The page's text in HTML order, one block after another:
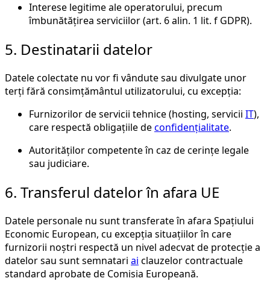
Interese legitime ale operatorului, precum
îmbunătățirea serviciilor (art. 6 alin. 1 lit. f GDPR).
5. Destinatarii datelor
Datele colectate nu vor fi vândute sau divulgate unor
terți fără consimțământul utilizatorului, cu excepția:
Furnizorilor de servicii tehnice (hosting, servicii IT),
care respectă obligațiile deconfidențialitate.
Autorităților competente în caz de cerințe legale
sau judiciare.
6. Transferul datelor în afara UE
Datele personale nu sunt transferate în afara Spațiului
Economic European, cu excepția situațiilor în care
furnizorii noștri respectă un nivel adecvat de protecție a
datelor sau sunt semnatari ai clauzelor contractuale
standard aprobate de Comisia Europeană.